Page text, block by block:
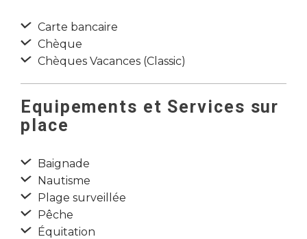
Carte bancaire
Chèque
Chèques Vacances (Classic)
Equipements et Services sur
place
Baignade
Nautisme
Plage surveillée
Pêche
Équitation